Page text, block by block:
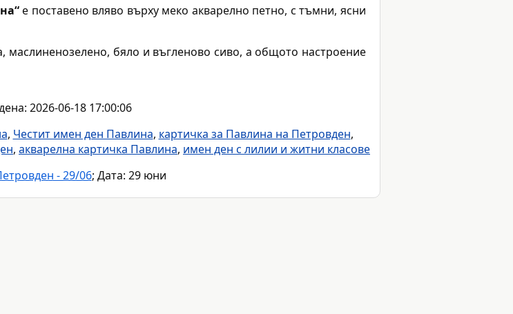
е поставено вляво върху меко акварелно петно, с тъмни, ясни
маслиненозелено, бяло и въгленово сиво, а общото настроение
2026-06-18 17:00:06
, Честит имен ден Павлина, картичка за Павлина на Петровден,
, акварелна картичка Павлина, имен ден с лилии и житни класове
- 29/06; Дата: 29 юни